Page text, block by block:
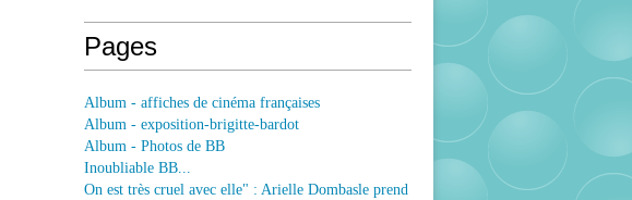
Pages
Album - affiches de cinéma françaises
Album - exposition-brigitte-bardot
Album - Photos de BB
Inoubliable BB...
On est très cruel avec elle" : Arielle Dombasle prend